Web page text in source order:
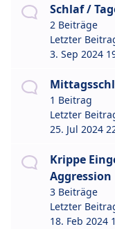
Schlaf /
2 Beiträge
Letzter
3. Sep 2024
1 Beitrag
Letzter
25. Jul 2024
Krippe
Aggression
3 Beiträge
Letzter
18. Feb 2024